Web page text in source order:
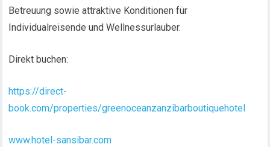
Betreuung sowie attraktive Konditionen für
Individualreisende und Wellnessurlauber.
Direkt buchen:
https://direct-
book.com/properties/greenoceanzanzibarboutiquehotel
www.hotel-sansibar.com